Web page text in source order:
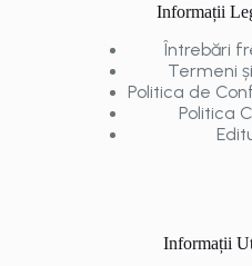
Informații
Întrebări
Termeni
Politica de
Politica
Informații